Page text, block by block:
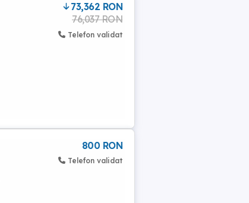
73,362 RON
76,037 RON
Telefon validat
800 RON
Telefon validat